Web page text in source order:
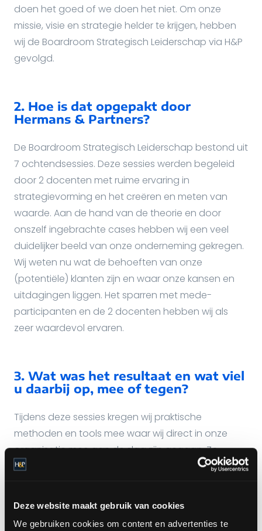
Deze website maakt gebruik van cookies
We gebruiken cookies om content en advertenties te
doen het goed of we doen het niet. Om onze
missie, visie en strategie helder te krijgen, hebben
wij de Boardroom Strategisch Leiderschap via H&P
gevolgd.
2. Hoe is dat opgepakt door
Hermans & Partners?
De Boardroom Strategisch Leiderschap bestond uit
7 ochtendsessies. Deze sessies werden begeleid
door 2 docenten met ruime ervaring in
strategievorming en het creëren en meten van
waarde. Aan de hand van de theorie en door
onszelf ingebrachte cases hebben wij een veel
duidelijker beeld van onze onderneming gekregen.
Wij weten nu wat de behoeften van onze
(potentiële) klanten zijn en waar onze kansen en
uitdagingen liggen. Het sparren met mede-
participanten en de 2 docenten hebben wij als
zeer waardevol ervaren.
3. Wat was het resultaat en wat viel
u daarbij op, mee of tegen?
Tijdens deze sessies kregen wij praktische
methoden en tools mee waar wij direct in onze
organisatie mee aan de slag zijn gegaan. Zo
hebben wij geleerd hoe wij binnen onze
waarde en hoe wij onze medewerkers in dit proces